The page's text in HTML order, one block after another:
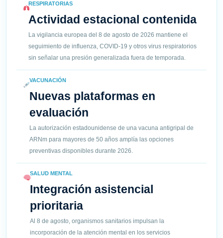
RESPIRATORIAS
Actividad estacional contenida
La vigilancia europea del 8 de agosto de 2026 mantiene el
seguimiento de influenza, COVID-19 y otros virus respiratorios
sin señalar una presión generalizada fuera de temporada.
VACUNACIÓN
Nuevas plataformas en
evaluación
La autorización estadounidense de una vacuna antigripal de
ARNm para mayores de 50 años amplía las opciones
preventivas disponibles durante 2026.
SALUD MENTAL
Integración asistencial
prioritaria
Al 8 de agosto, organismos sanitarios impulsan la
incorporación de la atención mental en los servicios